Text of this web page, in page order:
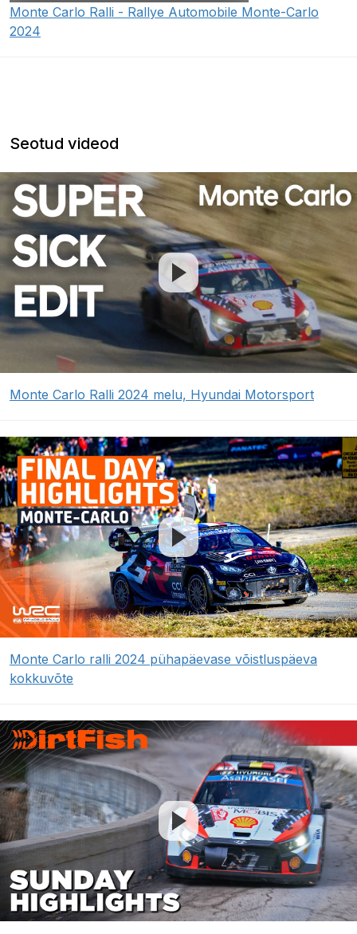
Monte Carlo Ralli - Rallye Automobile Monte-Carlo
2024
Seotud videod
Monte Carlo Ralli 2024 melu, Hyundai Motorsport
Monte Carlo ralli 2024 pühapäevase võistluspäeva
kokkuvõte